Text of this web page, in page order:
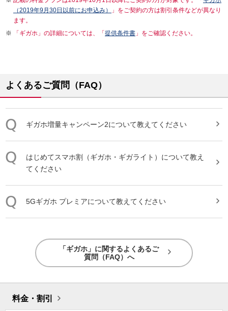
（2019年9月30日以前にお申込み）
」をご契約の方は割引条件などが異なり
ます。
「ギガホ」の詳細については、「提供条件書 」をご確認ください。
よくあるご質問（FAQ）
ギガホ増量キャンペーン2について教えてください
はじめてスマホ割（ギガホ ・ギガライト）について教え
てください
5Gギガホ プレミアについて教えてください
「ギガホ」に関するよくあるご
質問（FAQ）へ
料金・割引